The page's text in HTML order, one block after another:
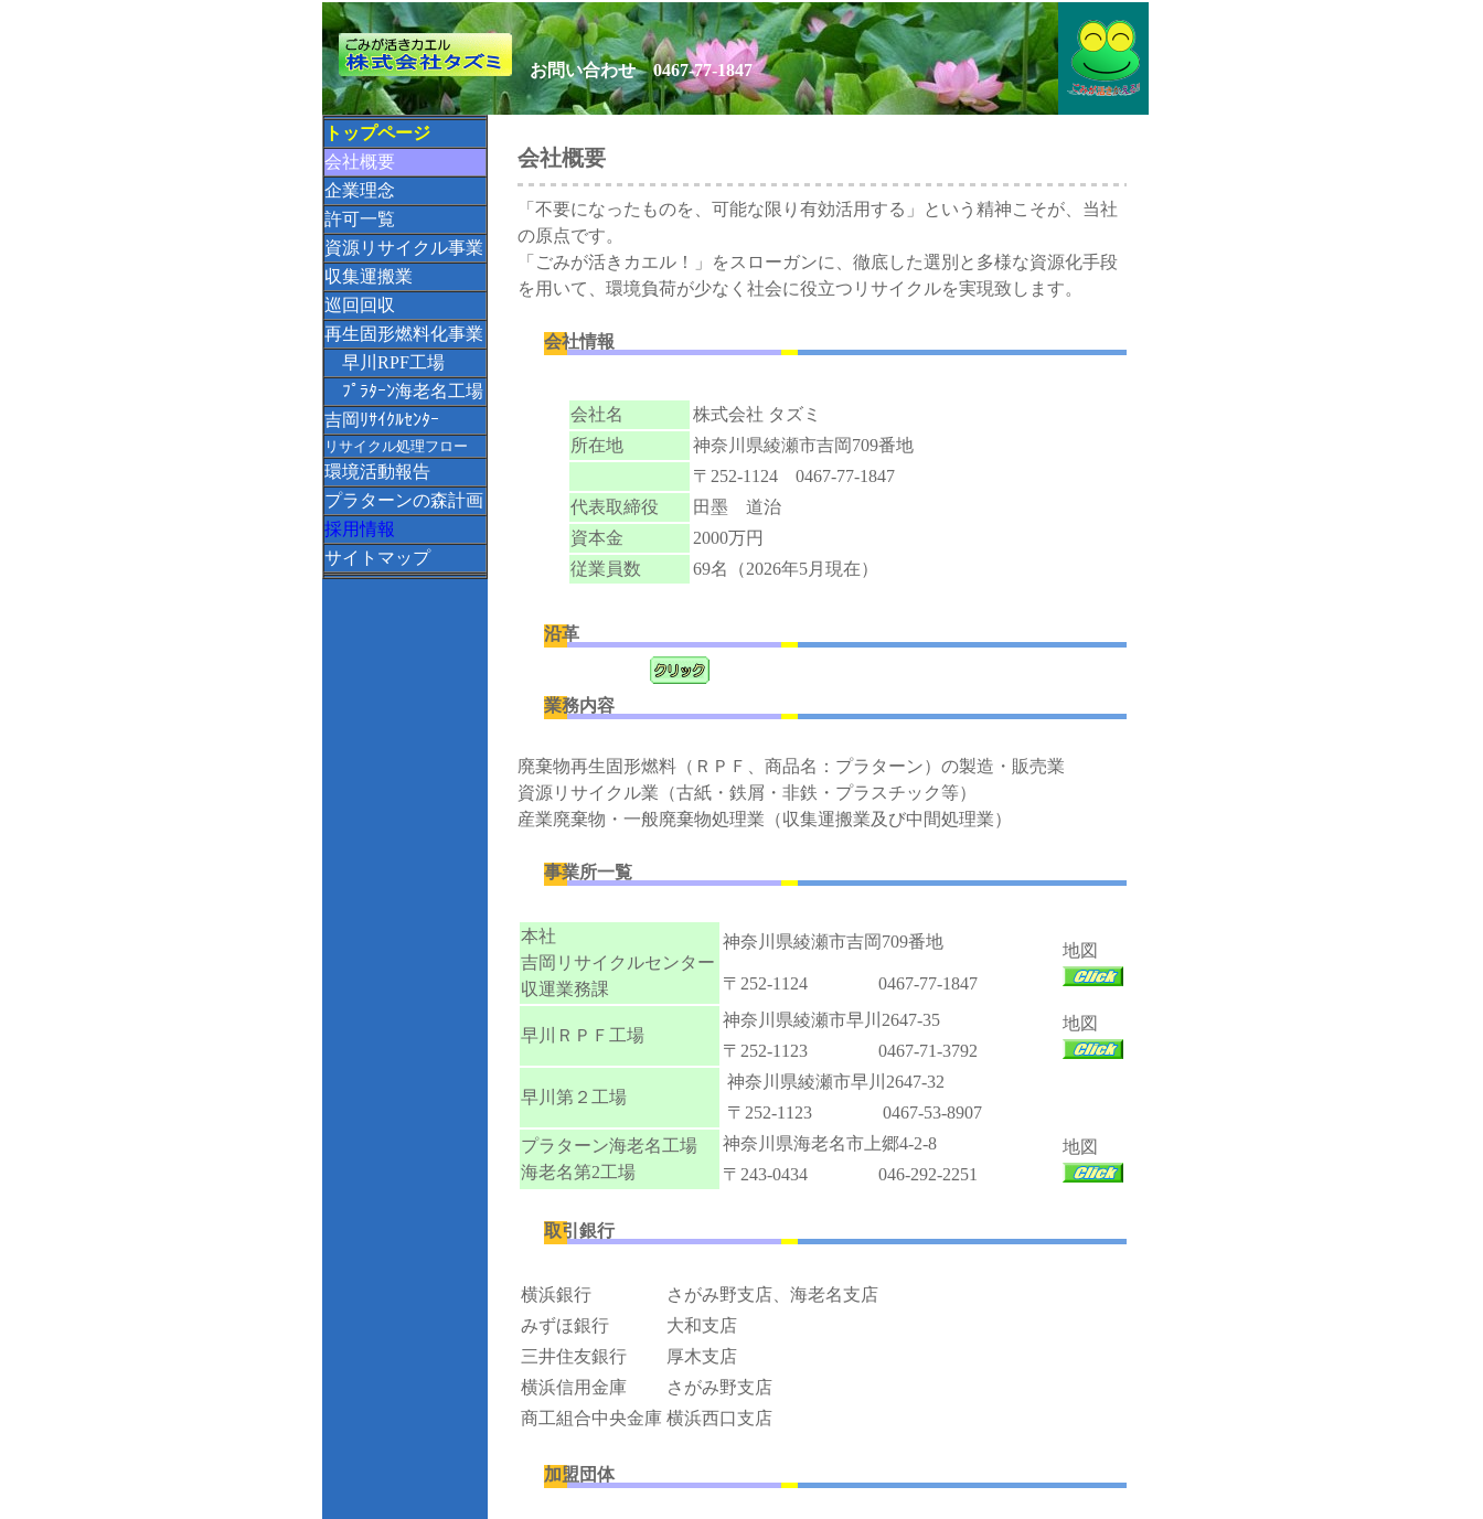
お問い合わせ 0467-77-1847
トップページ
会社概要
企業理念
許可一覧
資源リサイクル事業
収集運搬業
巡回回収
再生固形燃料化事業
早川RPF工場
ﾌﾟﾗﾀｰﾝ海老名工場
吉岡ﾘｻｲｸﾙｾﾝﾀｰ
リサイクル処理フロー
環境活動報告
プラターンの森計画
採用情報
サイトマップ
会社概要
「不要になったものを、可能な限り有効活用する」という精神こそが、当社
の原点です。
「ごみが活きカエル！」をスローガンに、徹底した選別と多様な資源化手段
を用いて、環境負荷が少なく社会に役立つリサイクルを実現致します。
会社情報
会社名
株式会社 タズミ
所在地
神奈川県綾瀬市吉岡709番地
〒252-1124 0467-77-1847
代表取締役
田墨 道治
資本金
2000万円
従業員数
69名（2026年5月現在）
沿革
業務内容
廃棄物再生固形燃料（ＲＰＦ、商品名：プラターン）の製造・販売業
資源リサイクル業（古紙・鉄屑・非鉄・プラスチック等）
産業廃棄物・一般廃棄物処理業（収集運搬業及び中間処理業）
事業所一覧
本社
吉岡リサイクルセンター
収運業務課
神奈川県綾瀬市吉岡709番地
地図
〒252-1124
0467-77-1847
早川ＲＰＦ工場
神奈川県綾瀬市早川2647-35
地図
〒252-1123
0467-71-3792
早川第２工場
神奈川県綾瀬市早川2647-32
〒252-1123
0467-53-8907
プラターン海老名工場
海老名第2工場
神奈川県海老名市上郷4-2-8
地図
〒243-0434
046-292-2251
取引銀行
横浜銀行
さがみ野支店、海老名支店
みずほ銀行
大和支店
三井住友銀行
厚木支店
横浜信用金庫
さがみ野支店
商工組合中央金庫 横浜西口支店
加盟団体